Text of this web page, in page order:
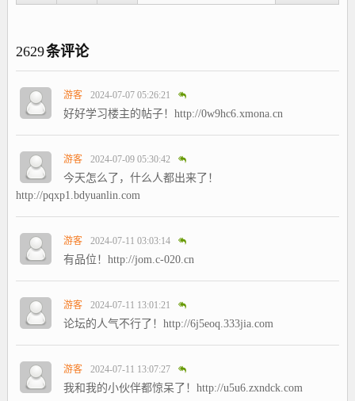
2629条评论
游客 2024-07-07 05:26:21
好好学习楼主的帖子！http://0w9hc6.xmona.cn
游客 2024-07-09 05:30:42
今天怎么了，什么人都出来了！
http://pqxp1.bdyuanlin.com
游客 2024-07-11 03:03:14
有品位！http://jom.c-020.cn
游客 2024-07-11 13:01:21
论坛的人气不行了！http://6j5eoq.333jia.com
游客 2024-07-11 13:07:27
我和我的小伙伴都惊呆了！http://u5u6.zxndck.com